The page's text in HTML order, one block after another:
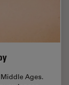
Ages.